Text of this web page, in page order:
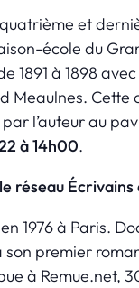
et
école du
1891 à 1898
Meaulnes. Cette
par l’auteur au
à 14h00.
réseau
1976 à Paris.
son premier
à Remue.net,